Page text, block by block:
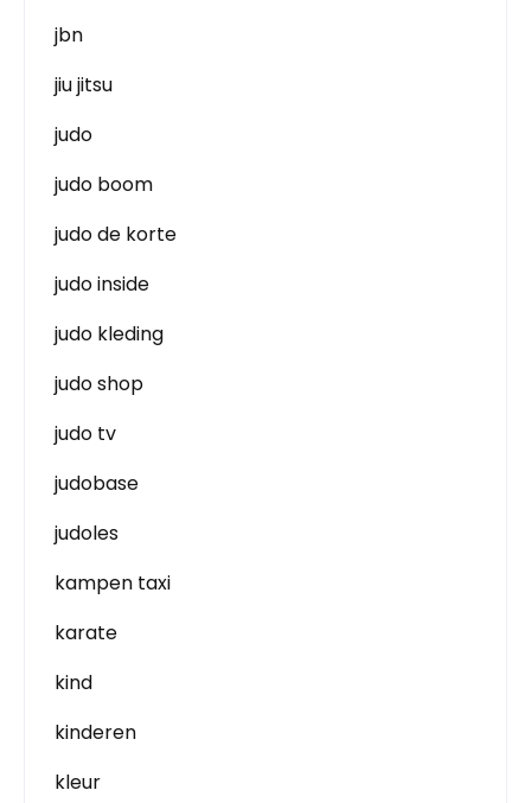
jbn
jiu jitsu
judo
judo boom
judo de korte
judo inside
judo kleding
judo shop
judo tv
judobase
judoles
kampen taxi
karate
kind
kinderen
kleur